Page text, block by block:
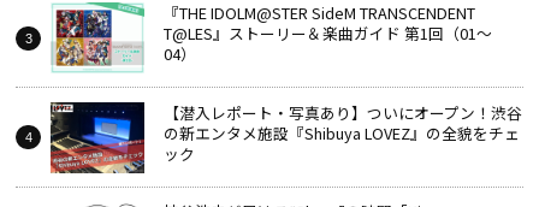
『THE IDOLM@STER SideM TRANSCENDENT
T@LES』ストーリー＆楽曲ガイド 第1回（01～
04）
【潜入レポート・写真あり】ついにオープン！渋谷
の新エンタメ施設『Shibuya LOVEZ』の全貌をチェ
ック